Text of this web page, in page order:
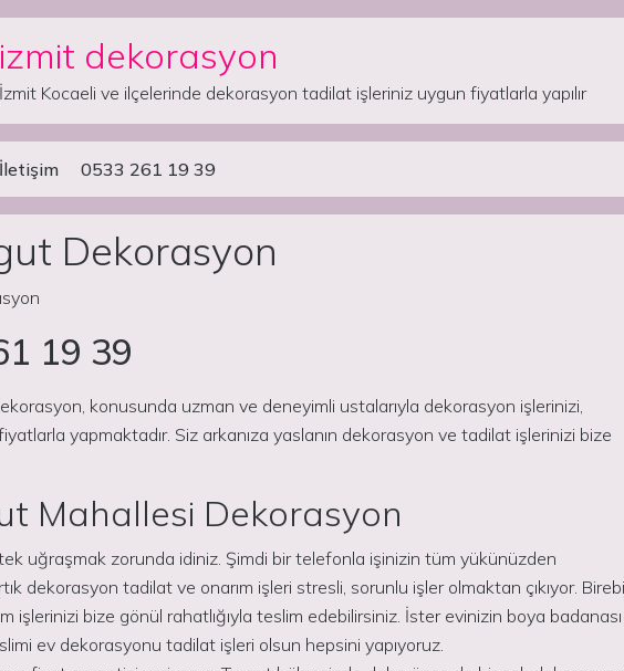
izmit dekorasyon
İzmit Kocaeli ve ilçelerinde dekorasyon tadilat işleriniz uygun fiyatlarla yapılır
İletişim 0533 261 19 39
Dekorasyon
19 39
konusunda uzman ve deneyimli ustalarıyla dekorasyon işlerinizi,
yapmaktadır. Siz arkanıza yaslanın dekorasyon ve tadilat işlerinizi bize
Mahallesi Dekorasyon
uğraşmak zorunda idiniz. Şimdi bir telefonla işinizin tüm yükünüzden
dekorasyon tadilat ve onarım işleri stresli, sorunlu işler olmaktan çıkıyor.
işlerinizi bize gönül rahatlığıyla teslim edebilirsiniz. İster evinizin boya badanası
ev dekorasyonu tadilat işleri olsun hepsini yapıyoruz.